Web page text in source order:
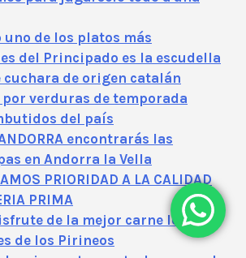
uno de los platos más
del Principado es la escudella
cuchara de origen catalán
verduras de temporada
del país
encontrarás las
en Andorra la Vella
PRIORIDAD A LA CALIDAD
PRIMA
de la mejor carne local e
de los Pirineos